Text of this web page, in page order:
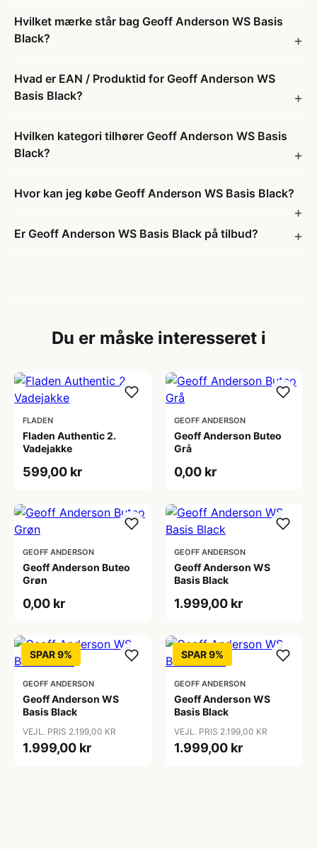
Hvilket mærke står bag Geoff Anderson WS Basis
Black?
Hvad er EAN / Produktid for Geoff Anderson WS
Basis Black?
Hvilken kategori tilhører Geoff Anderson WS Basis
Black?
Hvor kan jeg købe Geoff Anderson WS Basis Black?
Er Geoff Anderson WS Basis Black på tilbud?
Du er måske interesseret i
FLADEN
Fladen Authentic 2.
Vadejakke
599,00 kr
GEOFF ANDERSON
Geoff Anderson Buteo
Grå
0,00 kr
GEOFF ANDERSON
Geoff Anderson Buteo
Grøn
0,00 kr
GEOFF ANDERSON
Geoff Anderson WS
Basis Black
1.999,00 kr
SPAR 9%
GEOFF ANDERSON
Geoff Anderson WS
Basis Black
VEJL. PRIS 2.199,00 KR
1.999,00 kr
SPAR 9%
GEOFF ANDERSON
Geoff Anderson WS
Basis Black
VEJL. PRIS 2.199,00 KR
1.999,00 kr